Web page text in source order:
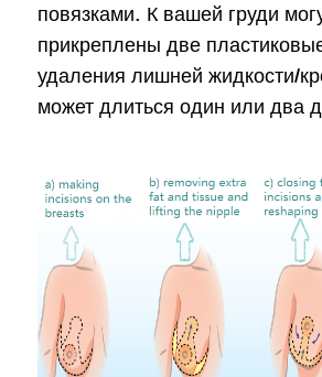
повязками. К вашей груди
прикреплены две
удаления лишней жидкости/
может длиться один или два